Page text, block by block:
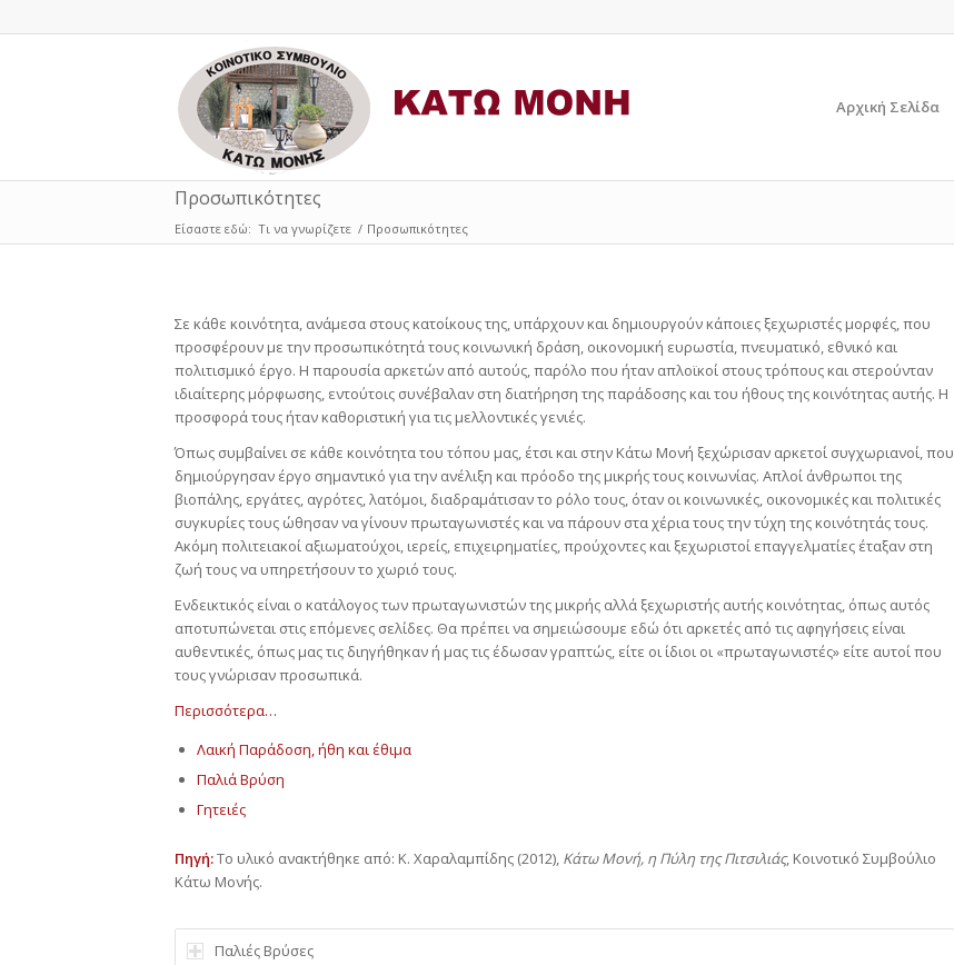
Αρχική Σελίδα
Προσωπικότητες
Είσαστε εδώ: Τι να γνωρίζετε / Προσωπικότητες
Σε κάθε κοινότητα, ανάμεσα στους κατοίκους της, υπάρχουν και δημιουργούν κάποιες ξεχωριστές μορφές, που
προσφέρουν με την προσωπικότητά τους κοινωνική δράση, οικονομική ευρωστία, πνευματικό, εθνικό και
πολιτισμικό έργο. Η παρουσία αρκετών από αυτούς, παρόλο που ήταν απλοϊκοί στους τρόπους και στερούνταν
ιδιαίτερης μόρφωσης, εντούτοις συνέβαλαν στη διατήρηση της παράδοσης και του ήθους της κοινότητας αυτής. Η
προσφορά τους ήταν καθοριστική για τις μελλοντικές γενιές.
Όπως συμβαίνει σε κάθε κοινότητα του τόπου μας, έτσι και στην Κάτω Μονή ξεχώρισαν αρκετοί συγχωριανοί, που
δημιούργησαν έργο σημαντικό για την ανέλιξη και πρόοδο της μικρής τους κοινωνίας. Απλοί άνθρωποι της
βιοπάλης, εργάτες, αγρότες, λατόμοι, διαδραμάτισαν το ρόλο τους, όταν οι κοινωνικές, οικονομικές και πολιτικές
συγκυρίες τους ώθησαν να γίνουν πρωταγωνιστές και να πάρουν στα χέρια τους την τύχη της κοινότητάς τους.
Ακόμη πολιτειακοί αξιωματούχοι, ιερείς, επιχειρηματίες, προύχοντες και ξεχωριστοί επαγγελματίες έταξαν στη
ζωή τους να υπηρετήσουν το χωριό τους.
Ενδεικτικός είναι ο κατάλογος των πρωταγωνιστών της μικρής αλλά ξεχωριστής αυτής κοινότητας, όπως αυτός
αποτυπώνεται στις επόμενες σελίδες. Θα πρέπει να σημειώσουμε εδώ ότι αρκετές από τις αφηγήσεις είναι
αυθεντικές, όπως μας τις διηγήθηκαν ή μας τις έδωσαν γραπτώς, είτε οι ίδιοι οι «πρωταγωνιστές» είτε αυτοί που
τους γνώρισαν προσωπικά.
Περισσότερα…
Λαική Παράδοση, ήθη και έθιμα
Παλιά Βρύση
Γητειές
Πηγή:Το υλικό ανακτήθηκε από: Κ. Χαραλαμπίδης (2012), Κάτω Μονή, η Πύλη της Πιτσιλιάς, Κοινοτικό Συμβούλιο
Κάτω Μονής.
Παλιές Βρύσες